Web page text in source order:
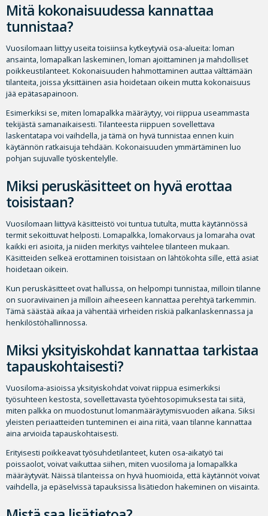
Mitä kokonaisuudessa kannattaa
tunnistaa?
Vuosilomaan liittyy useita toisiinsa kytkeytyviä osa-alueita: loman
ansainta, lomapalkan laskeminen, loman ajoittaminen ja mahdolliset
poikkeustilanteet. Kokonaisuuden hahmottaminen auttaa välttämään
tilanteita, joissa yksittäinen asia hoidetaan oikein mutta kokonaisuus
jää epätasapainoon.
Esimerkiksi se, miten lomapalkka määräytyy, voi riippua useammasta
tekijästä samanaikaisesti. Tilanteesta riippuen sovellettava
laskentatapa voi vaihdella, ja tämä on hyvä tunnistaa ennen kuin
käytännön ratkaisuja tehdään. Kokonaisuuden ymmärtäminen luo
pohjan sujuvalle työskentelylle.
Miksi peruskäsitteet on hyvä erottaa
toisistaan?
Vuosilomaan liittyvä käsitteistö voi tuntua tutulta, mutta käytännössä
termit sekoittuvat helposti. Lomapalkka, lomakorvaus ja lomaraha ovat
kaikki eri asioita, ja niiden merkitys vaihtelee tilanteen mukaan.
Käsitteiden selkeä erottaminen toisistaan on lähtökohta sille, että asiat
hoidetaan oikein.
Kun peruskäsitteet ovat hallussa, on helpompi tunnistaa, milloin tilanne
on suoraviivainen ja milloin aiheeseen kannattaa perehtyä tarkemmin.
Tämä säästää aikaa ja vähentää virheiden riskiä palkanlaskennassa ja
henkilöstöhallinnossa.
Miksi yksityiskohdat kannattaa tarkistaa
tapauskohtaisesti?
Vuosiloma-asioissa yksityiskohdat voivat riippua esimerkiksi
työsuhteen kestosta, sovellettavasta työehtosopimuksesta tai siitä,
miten palkka on muodostunut lomanmääräytymisvuoden aikana. Siksi
yleisten periaatteiden tunteminen ei aina riitä, vaan tilanne kannattaa
aina arvioida tapauskohtaisesti.
Erityisesti poikkeavat työsuhdetilanteet, kuten osa-aikatyö tai
poissaolot, voivat vaikuttaa siihen, miten vuosiloma ja lomapalkka
määräytyvät. Näissä tilanteissa on hyvä huomioida, että käytännöt voivat
vaihdella, ja epäselvissä tapauksissa lisätiedon hakeminen on viisainta.